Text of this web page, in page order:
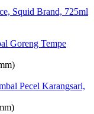
Squid Brand, 725ml
Goreng Tempe
Pecel Karangsari,